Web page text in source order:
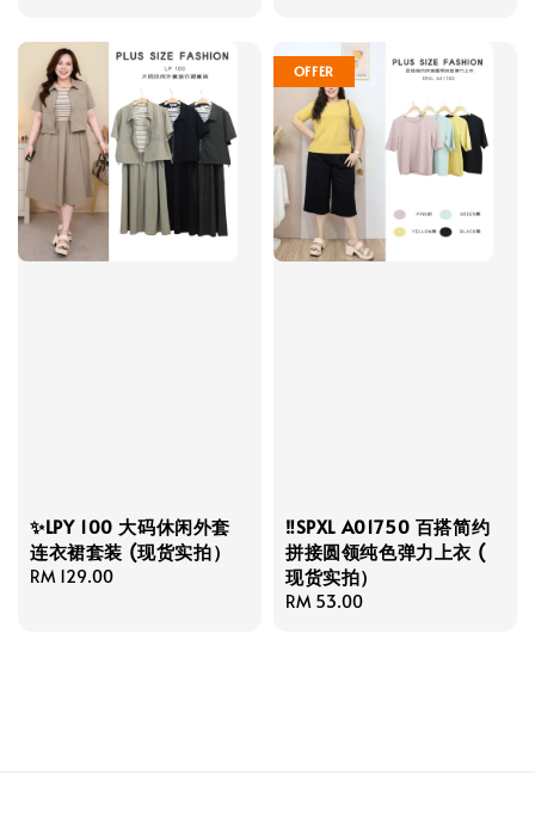
✨LPY 100 大码休闲外套
连衣裙套装 (现货实拍）
Regular
RM 129.00
OFFER
‼️SPXL A01750 百搭简约
拼接圆领纯色弹力上衣 (
现货实拍）
Regular
RM 53.00